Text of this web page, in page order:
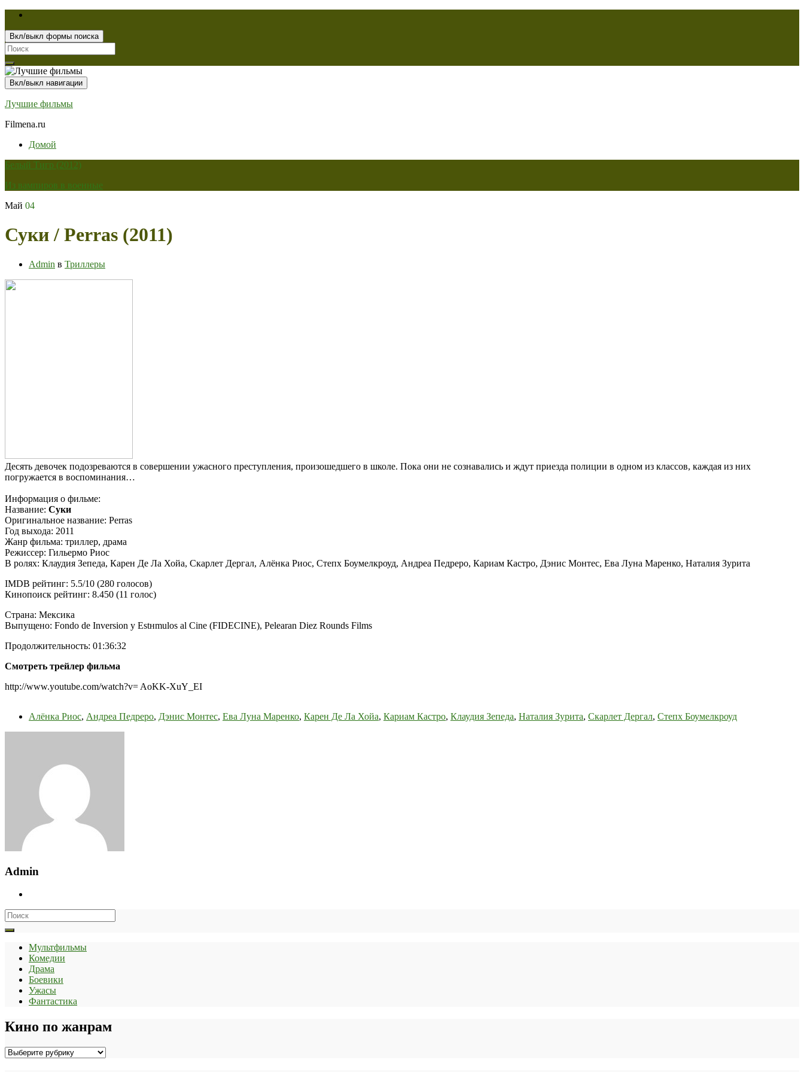
Вкл/выкл формы поиска
Search
for:
Вкл/выкл навигации
Лучшие фильмы
Filmena.ru
Домой
Белый Тигр (2012)
Из вампиров в военные
Май 04
Суки / Perras (2011)
Admin в Триллеры
Десять девочек подозреваются в совершении ужасного преступления, произошедшего в школе. Пока они не сознавались и ждут приезда полиции в одном из классов, каждая из них
погружается в воспоминания…
Информация о фильме:
Название: Суки
Оригинальное название: Perras
Год выхода: 2011
Жанр фильма: триллер, драма
Режиссер: Гильермо Риос
В ролях: Клаудия Зепеда, Карен Де Ла Хойа, Скарлет Дергал, Алёнка Риос, Степх Боумелкроуд, Андреа Педреро, Кариам Кастро, Дэнис Монтес, Ева Луна Маренко, Наталия Зурита
IMDB рейтинг: 5.5/10 (280 голосов)
Кинопоиск рейтинг: 8.450 (11 голос)
Страна: Мексика
Выпущено: Fondo de Inversion y Estнmulos al Cine (FIDECINE), Pelearan Diez Rounds Films
Продолжительность: 01:36:32
Смотреть трейлер фильма
http://www.youtube.com/watch?v= AoKK-XuY_EI
Алёнка Риос, Андреа Педреро, Дэнис Монтес, Ева Луна Маренко, Карен Де Ла Хойа, Кариам Кастро, Клаудия Зепеда, Наталия Зурита, Скарлет Дергал, Степх Боумелкроуд
Admin
Search
for:
Мультфильмы
Комедии
Драма
Боевики
Ужасы
Фантастика
Кино по жанрам
Кино